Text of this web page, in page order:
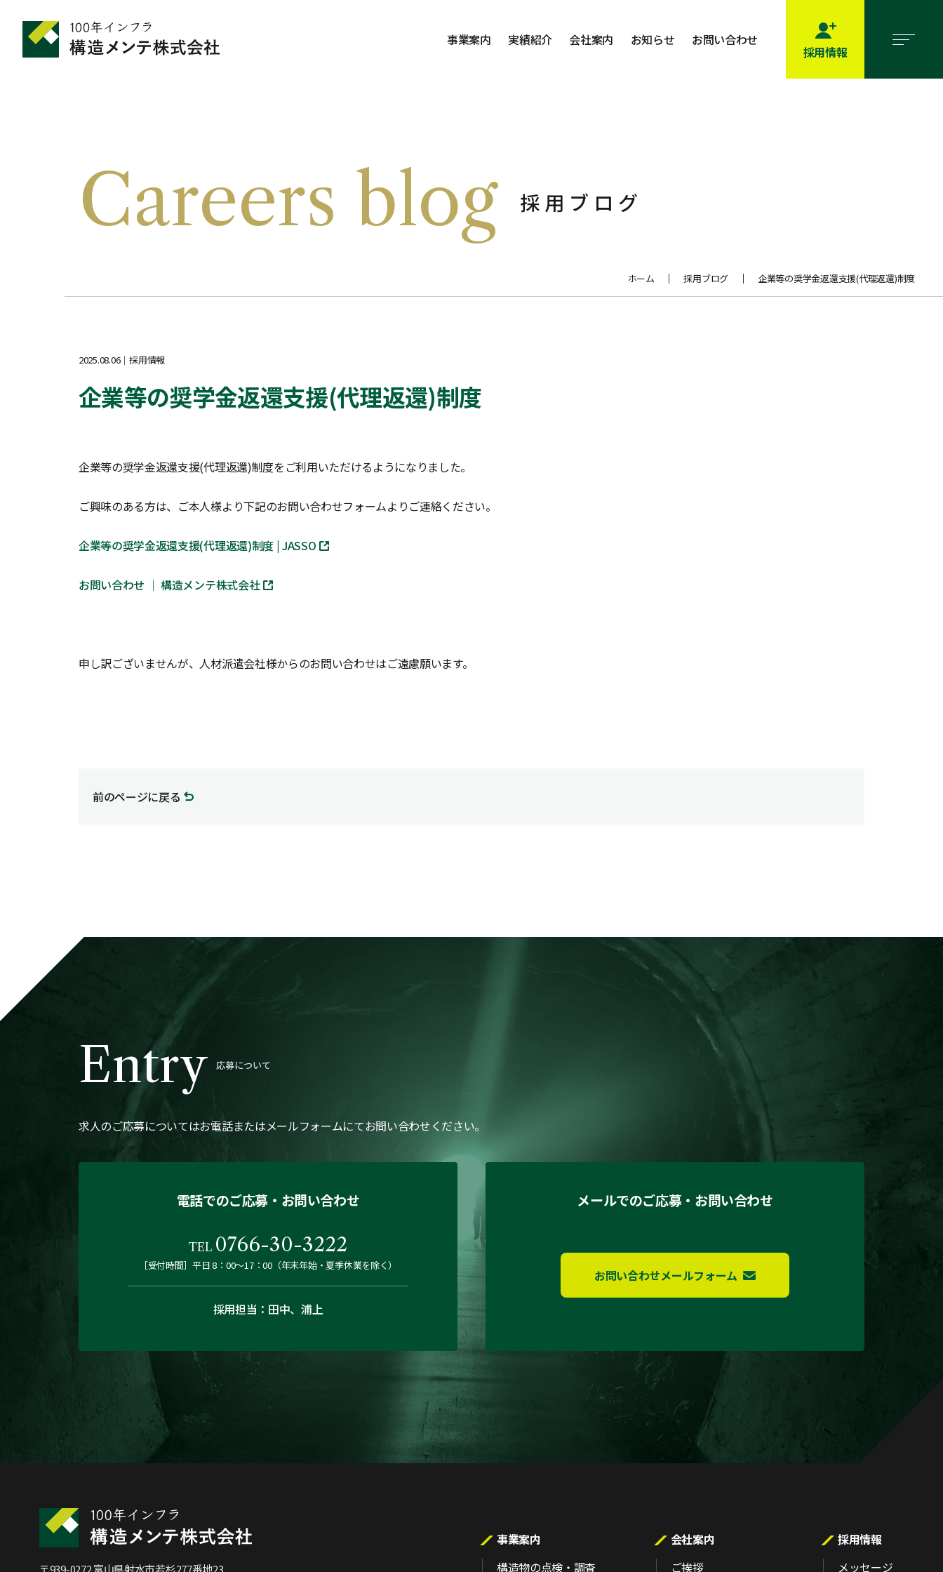
事業案内 実績紹介 会社案内 お知らせ お問い合わせ
採用情報
Careers blog 採用ブログ
ホーム 採用ブログ 企業等の奨学金返還支援(代理返還)制度
2025.08.06 採用情報
企業等の奨学金返還支援(代理返還)制度
企業等の奨学金返還支援(代理返還)制度をご利用いただけるようになりました。
ご興味のある方は、ご本人様より下記のお問い合わせフォームよりご連絡ください。
企業等の奨学金返還支援(代理返還)制度 | JASSO
お問い合わせ ｜ 構造メンテ株式会社
申し訳ございませんが、人材派遣会社様からのお問い合わせはご遠慮願います。
前のページに戻る
Entry 応募について
求人のご応募についてはお電話またはメールフォームにてお問い合わせください。
電話でのご応募・お問い合わせ
TEL 0766-30-3222
［受付時間］平日 8：00～17：00（年末年始・夏季休業を除く）
採用担当：田中、浦上
メールでのご応募・お問い合わせ
お問い合わせメールフォーム
〒939-0272 富山県射水市若杉277番地23
事業案内
構造物の点検・調査
会社案内
ご挨拶
採用情報
メッセージ